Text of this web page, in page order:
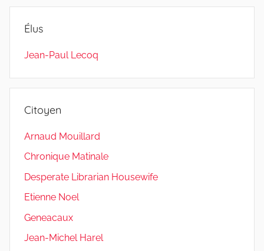
Élus
Jean-Paul Lecoq
Citoyen
Arnaud Mouillard
Chronique Matinale
Desperate Librarian Housewife
Etienne Noel
Geneacaux
Jean-Michel Harel